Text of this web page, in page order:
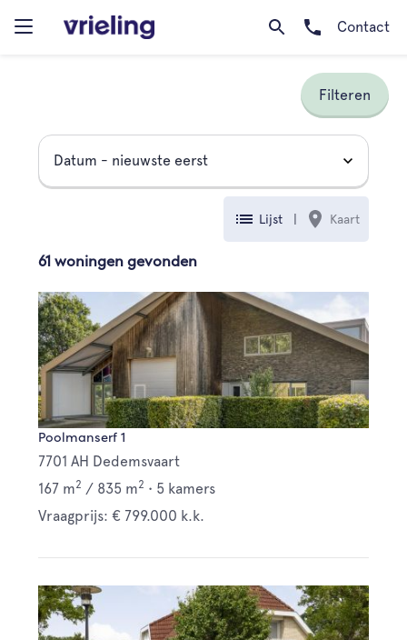
Contact
Lijst Kaart
61 woningen gevonden
Poolmanserf 1
7701 AH Dedemsvaart
167 m2 / 835 m2 • 5 kamers
Vraagprijs: € 799.000 k.k.
Filteren